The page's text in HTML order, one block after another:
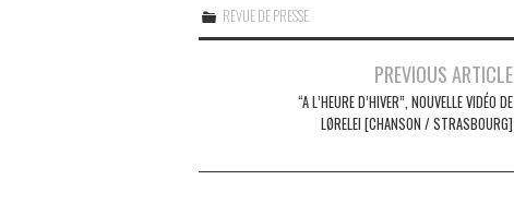
REVUE DE PRESSE
PREVIOUS ARTICLE
“A L’HEURE D’HIVER”, NOUVELLE VIDÉO DE
LØRELEI [CHANSON / STRASBOURG]